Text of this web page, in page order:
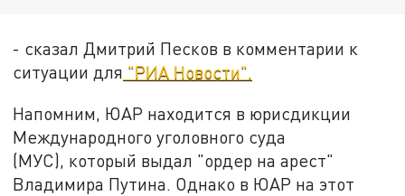
- сказал Дмитрий Песков в комментарии к
ситуации для "РИА Новости".
Напомним, ЮАР находится в юрисдикции
Международного уголовного суда
(МУС), который выдал "ордер на арест"
Владимира Путина. Однако в ЮАР на этот